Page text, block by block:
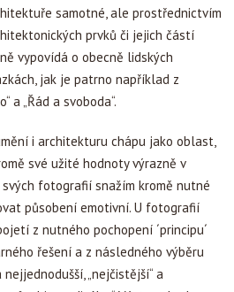
samotné, ale prostřednictvím
prvků či jejich částí
vypovídá o obecně lidských
jak je patrno například z
a „Řád a svoboda“.
i architekturu chápu jako oblast,
své užité hodnoty výrazně v
fotografií snažím kromě nutné
působení emotivní. U fotografií
z nutného pochopení ´principu´
řešení a z následného výběru
„nejčistější“ a